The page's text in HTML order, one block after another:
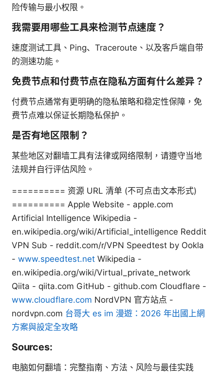
险传输与最小权限。
我需要用哪些工具来检测节点速度？
速度测试工具、Ping、Traceroute、以及客户端自带
的测速功能。
免费节点和付费节点在隐私方面有什么差异？
付费节点通常有更明确的隐私策略和稳定性保障，免
费节点难以保证长期隐私保护。
是否有地区限制？
某些地区对翻墙工具有法律或网络限制，请遵守当地
法规并自行评估风险。
========== 资源 URL 清单 (不可点击文本形式)
========== Apple Website - apple.com
Artificial Intelligence Wikipedia -
en.wikipedia.org/wiki/Artificial_intelligence Reddit
VPN Sub - reddit.com/r/VPN Speedtest by Ookla
- www.speedtest.net Wikipedia -
en.wikipedia.org/wiki/Virtual_private_network
Qiita - qiita.com GitHub - github.com Cloudflare -
www.cloudflare.com NordVPN 官方站点 -
nordvpn.com 台哥大 es im 漫遊：2026 年出國上網
方案與設定全攻略
Sources:
电脑如何翻墙：完整指南、方法、风险与最佳实践